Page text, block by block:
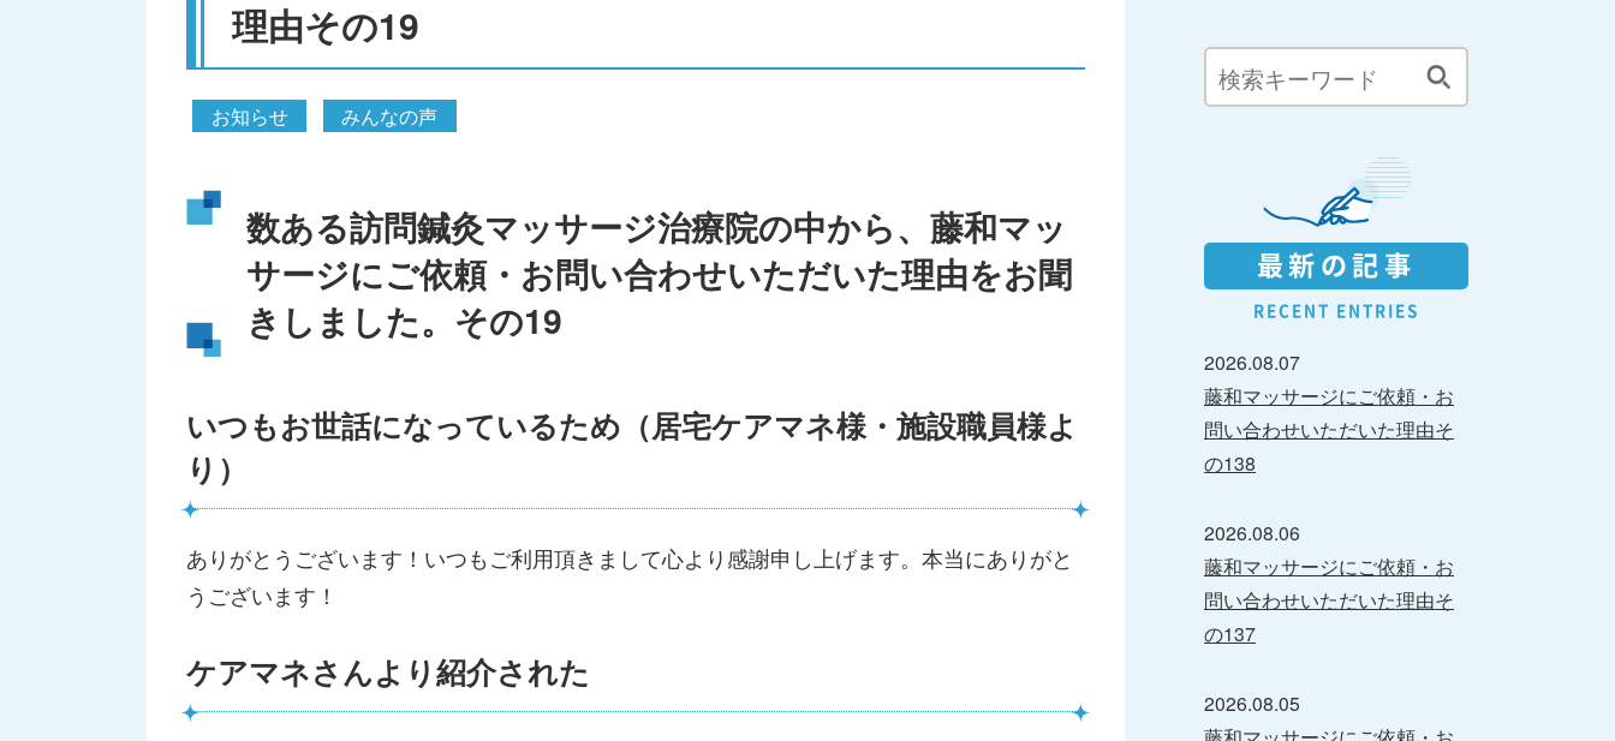
理由その19
お知らせ みんなの声
数ある訪問鍼灸マッサージ治療院の中から、藤和マッ
サージにご依頼・お問い合わせいただいた理由をお聞
きしました。その19
いつもお世話になっているため（居宅ケアマネ様・施設職員様よ
り）
ありがとうございます！いつもご利用頂きまして心より感謝申し上げます。本当にありがと
うございます！
ケアマネさんより紹介された
最新の記事
RECENT ENTRIES
2026.08.07
藤和マッサージにご依頼・お
問い合わせいただいた理由そ
の138
2026.08.06
藤和マッサージにご依頼・お
問い合わせいただいた理由そ
の137
2026.08.05